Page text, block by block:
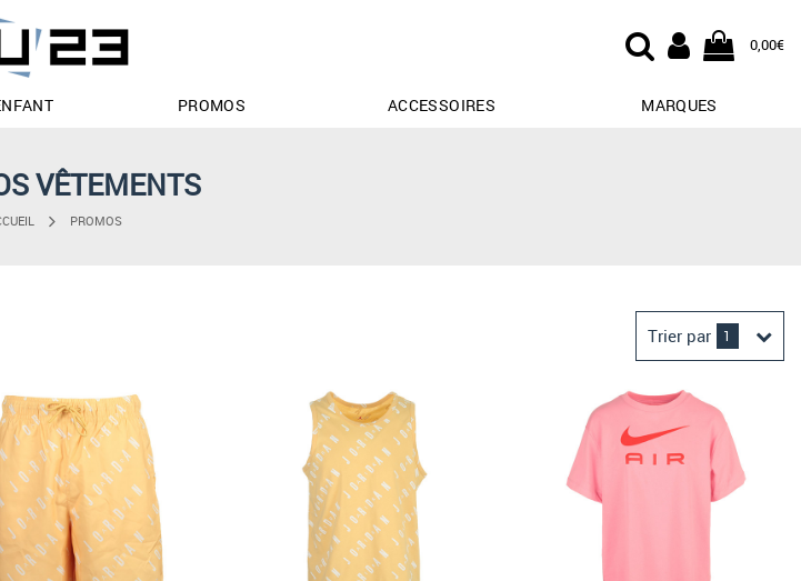
0,00€
PROMOS ACCESSOIRES MARQUES
VÊTEMENTS
PROMOS
Trier par 1
Prix croissant
Prix décroissant